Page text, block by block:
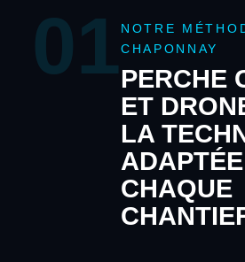
01 NOTRE
CHAPONNAY
PERCHE
ET
LA
CHAQUE